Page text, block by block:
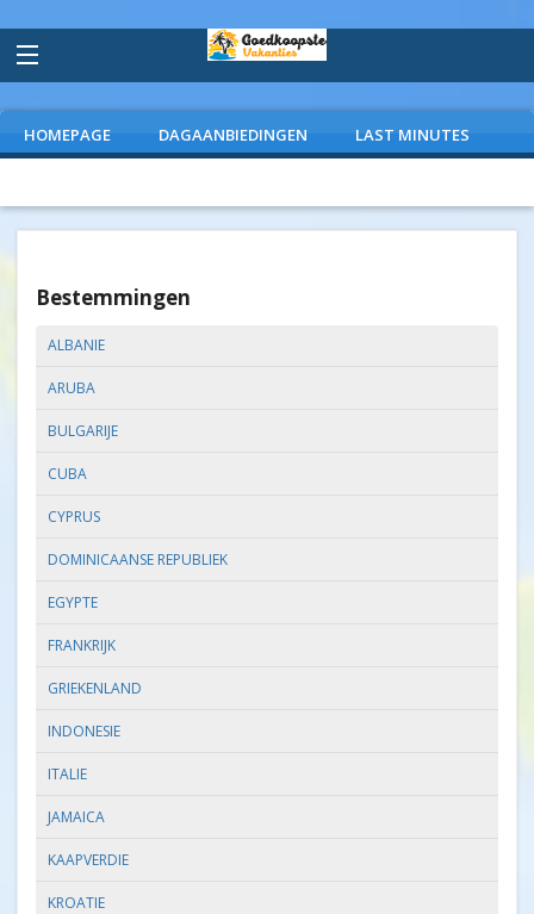
HOMEPAGE DAGAANBIEDINGEN LAST MINUTES
Bestemmingen
ALBANIE
ARUBA
BULGARIJE
CUBA
CYPRUS
DOMINICAANSE REPUBLIEK
EGYPTE
FRANKRIJK
GRIEKENLAND
INDONESIE
ITALIE
JAMAICA
KAAPVERDIE
KROATIE